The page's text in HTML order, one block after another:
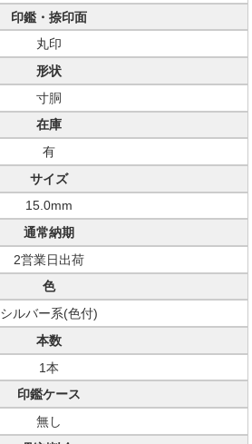
印鑑・捺印面
丸印
形状
寸胴
在庫
有
サイズ
15.0mm
通常納期
2営業日出荷
色
シルバー系(色付)
本数
1本
印鑑ケース
無し